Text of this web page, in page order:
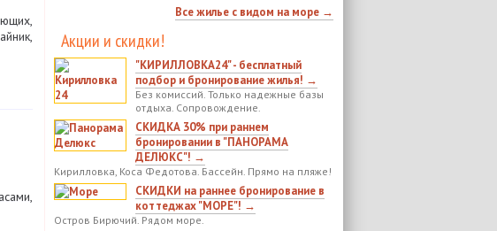
Все жилье с видом на море →
Акции и скидки!
"КИРИЛЛОВКА24" - бесплатный
подбор и бронирование жилья! →
Без комиссий. Только надежные базы
отдыха. Сопровождение.
СКИДКА 30% при раннем
бронировании в "ПАНОРАМА
ДЕЛЮКС"! →
Кирилловка, Коса Федотова. Бассейн. Прямо на пляже!
СКИДКИ на раннее бронирование в
коттеджах "МОРЕ"! →
Остров Бирючий. Рядом море.